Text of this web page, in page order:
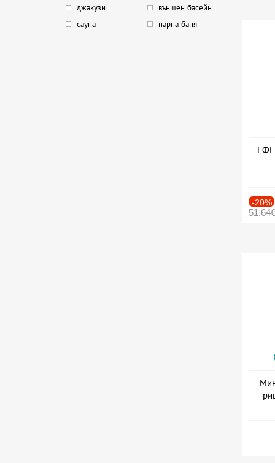
джакузи
външен басейн
сауна
парна баня
-20%
51.64€